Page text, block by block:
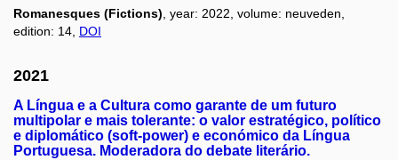
Romanesques (Fictions) , year: 2022, volume: neuveden,
edition: 14, DOI
2021
A Língua e a Cultura como garante de um futuro
multipolar e mais tolerante: o valor estratégico, político
e diplomático (soft-power) e económico da Língua
Portuguesa. Moderadora do debate literário.